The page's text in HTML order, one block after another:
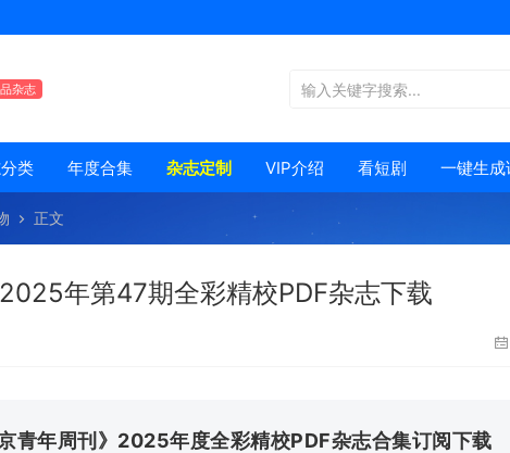
杂志
类 年度合集 杂志定制 VIP介绍 看短剧 一键生成
正文
年第47期全彩精校PDF杂志下载
京青年周刊》2025年度全彩精校PDF杂志合集订阅下载